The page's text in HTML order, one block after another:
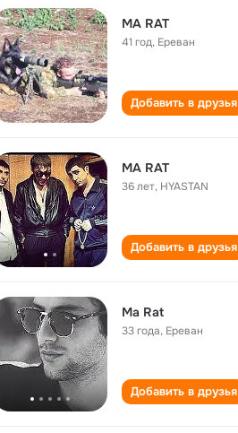
MA RAT
41 год, Ереван
Добавить в друзья
MA RAT
36 лет, HYASTAN
Добавить в друзья
Ma Rat
33 года, Ереван
Добавить в друзья